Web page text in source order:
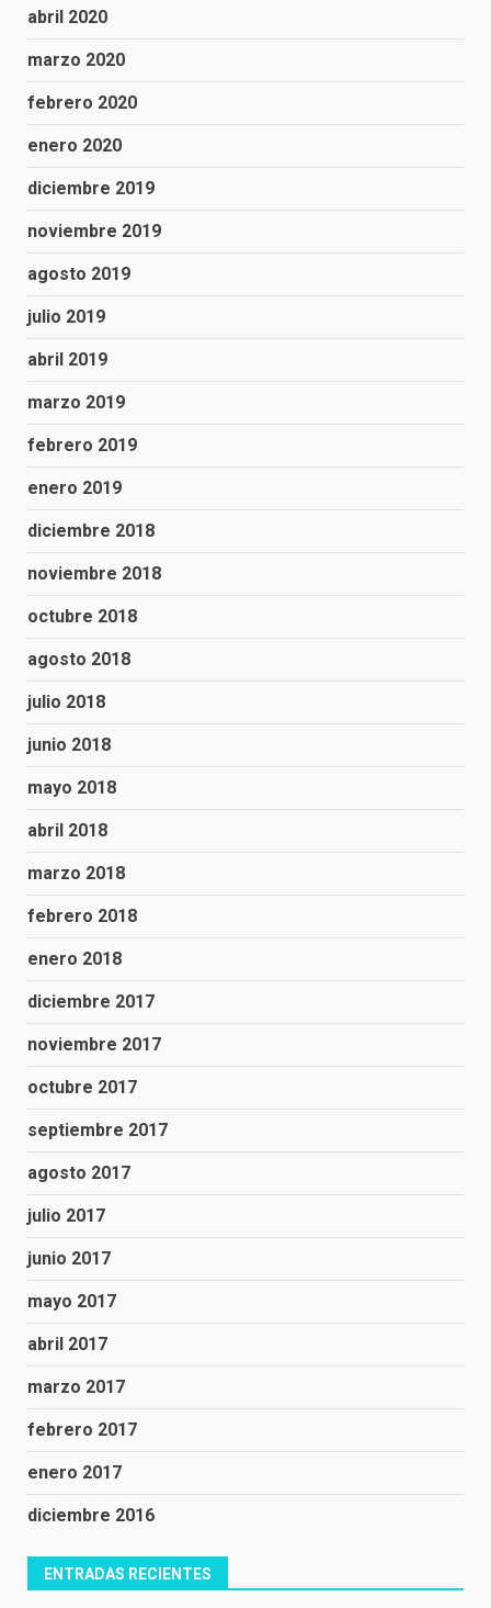
abril 2020
marzo 2020
febrero 2020
enero 2020
diciembre 2019
noviembre 2019
agosto 2019
julio 2019
abril 2019
marzo 2019
febrero 2019
enero 2019
diciembre 2018
noviembre 2018
octubre 2018
agosto 2018
julio 2018
junio 2018
mayo 2018
abril 2018
marzo 2018
febrero 2018
enero 2018
diciembre 2017
noviembre 2017
octubre 2017
septiembre 2017
agosto 2017
julio 2017
junio 2017
mayo 2017
abril 2017
marzo 2017
febrero 2017
enero 2017
diciembre 2016
ENTRADAS RECIENTES